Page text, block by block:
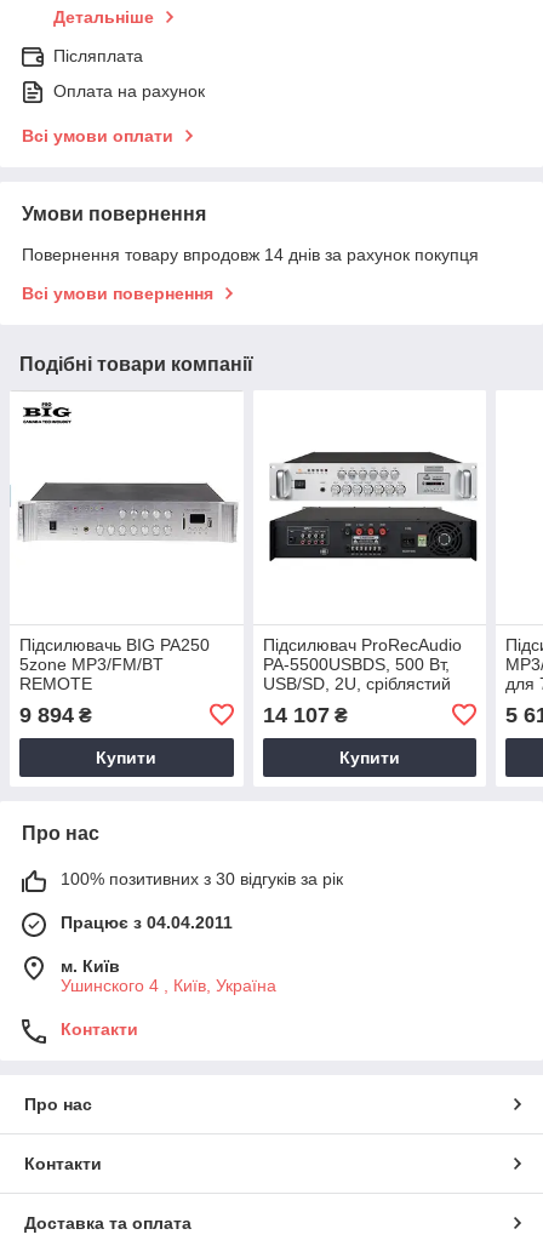
Детальніше
Післяплата
Оплата на рахунок
Всі умови оплати
Умови повернення
Повернення товару впродовж 14 днів за рахунок покупця
Всі умови повернення
Подібні товари компанії
Підсилювачь BIG PA250
5zone MP3/FM/BT
REMOTE
9 894 ₴
Купити
Підсилювач ProRecAudio
PA-5500USBDS, 500 Вт,
USB/SD, 2U, сріблястий
14 107₴
Купити
для
5
Про нас
100% позитивних з 30 відгуків за рік
Працює з 04.04.2011
м. Київ
Ушинского 4 , Київ, Україна
Контакти
Про нас
Контакти
Доставка та оплата